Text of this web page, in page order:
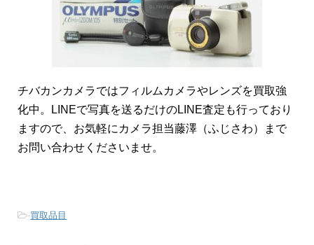
チバカンカメラではフィルムカメラやレンズを買取強
化中。LINEで写真を送るだけのLINE査定も行っており
ますので、お気軽にカメラ担当藤澤（ふじさわ）まで
お問い合わせくださいませ。
-買取品目